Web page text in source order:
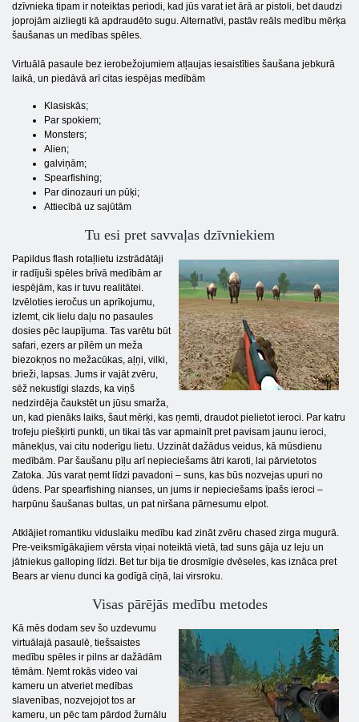
dzīvnieka tipam ir noteiktas periodi, kad jūs varat iet ārā ar pistoli, bet daudzi
joprojām aizliegti kā apdraudēto sugu. Alternatīvi, pastāv reāls medību mērķa
šaušanas un medības spēles.
Virtuālā pasaule bez ierobežojumiem atļaujas iesaistīties šaušana jebkurā
laikā, un piedāvā arī citas iespējas medībām
Klasiskās;
Par spokiem;
Monsters;
Alien;
galviņām;
Spearfishing;
Par dinozauri un pūķi;
Attiecībā uz sajūtām
Tu esi pret savvaļas dzīvniekiem
Papildus flash rotaļlietu izstrādātāji
ir radījuši spēles brīvā medībām ar
iespējām, kas ir tuvu realitātei.
Izvēloties ieročus un aprīkojumu,
izlemt, cik lielu daļu no pasaules
dosies pēc laupījuma. Tas varētu būt
safari, ezers ar pīlēm un meža
biezokņos no mežacūkas, aļņi, vilki,
brieži, lapsas. Jums ir vajāt zvēru,
sēž nekustīgi slazds, ka viņš
nedzirdēja čaukstēt un jūsu smarža,
un, kad pienāks laiks, šaut mērķi, kas ņemti, draudot pielietot ieroci. Par katru
trofeju piešķirti punkti, un tikai tās var apmainīt pret pavisam jaunu ieroci,
mānekļus, vai citu noderīgu lietu. Uzzināt dažādus veidus, kā mūsdienu
medībām. Par šaušanu pīļu arī nepieciešams ātri karoti, lai pārvietotos
Zatoka. Jūs varat ņemt līdzi pavadoni – suns, kas būs nozvejas upuri no
ūdens. Par spearfishing nianses, un jums ir nepieciešams īpašs ieroci –
harpūnu šaušanas bultas, un pat niršana pārnesumu elpot.
Atklājiet romantiku viduslaiku medību kad zināt zvēru chased zirga mugurā.
Pre-veiksmīgākajiem vērsta viņai noteiktā vietā, tad suns gāja uz leju un
jātniekus galloping līdzi. Bet tur bija tie drosmīgie dvēseles, kas iznāca pret
Bears ar vienu dunci ka godīgā cīņā, lai virsroku.
Visas pārējās medību metodes
Kā mēs dodam sev šo uzdevumu
virtuālajā pasaulē, tiešsaistes
medību spēles ir pilns ar dažādām
tēmām. Ņemt rokās video vai
kameru un atveriet medības
slavenības, nozvejojot tos ar
kameru, un pēc tam pārdod žurnālu